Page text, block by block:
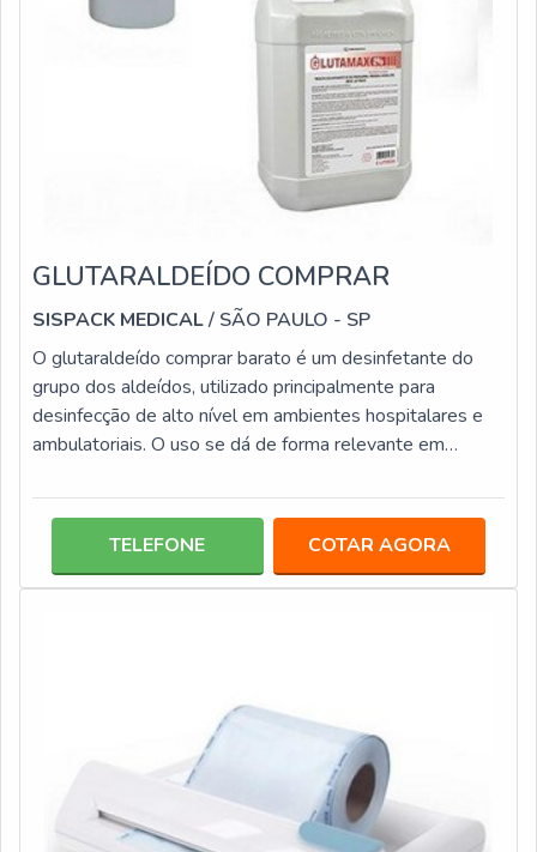
GLUTARALDEÍDO COMPRAR
SISPACK MEDICAL/ SÃO PAULO - SP
O glutaraldeído comprar barato é um desinfetante do
grupo dos aldeídos, utilizado principalmente para
desinfecção de alto nível em ambientes hospitalares e
ambulatoriais. O uso se dá de forma relevante em
não sendo recomendada a utilização por
QUALIDADEO produto se apresenta pronto para o uso,
quando usualmente o uso se dá também aplicações
TELEFONE COTAR AGORA